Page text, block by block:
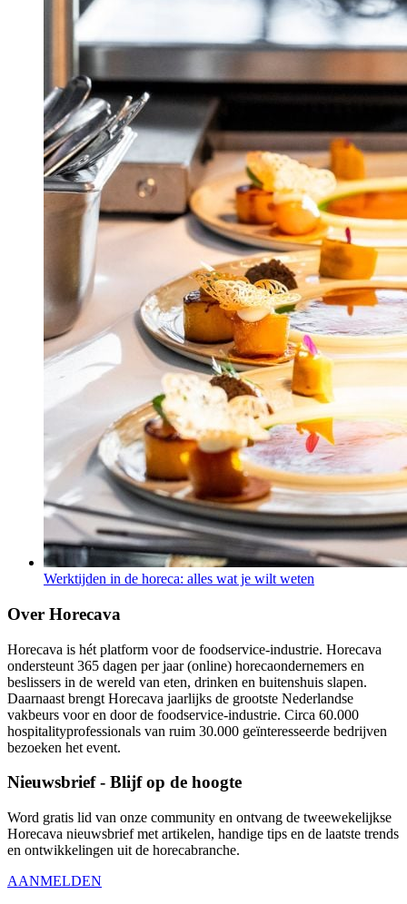
Werktijden in de horeca: alles wat je wilt weten
Over Horecava
Horecava is hét platform voor de foodservice-industrie. Horecava
ondersteunt 365 dagen per jaar (online) horecaondernemers en
beslissers in de wereld van eten, drinken en buitenshuis slapen.
Daarnaast brengt Horecava jaarlijks de grootste Nederlandse
vakbeurs voor en door de foodservice-industrie. Circa 60.000
hospitalityprofessionals van ruim 30.000 geïnteresseerde bedrijven
bezoeken het event.
Nieuwsbrief - Blijf op de hoogte
Word gratis lid van onze community en ontvang de tweewekelijkse
Horecava nieuwsbrief met artikelen, handige tips en de laatste trends
en ontwikkelingen uit de horecabranche.
AANMELDEN